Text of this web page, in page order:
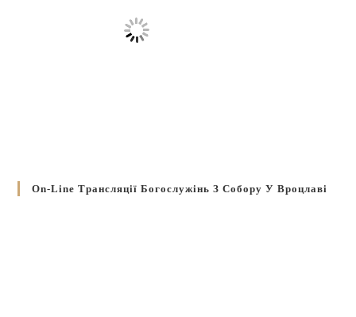
On-Line Трансляції Богослужінь З Собору У Вроцлаві